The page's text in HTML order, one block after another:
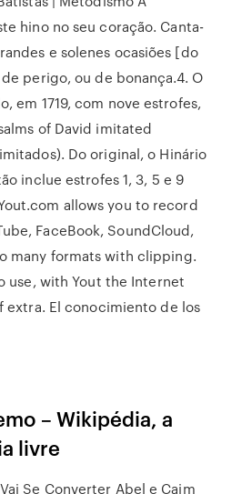
hino no seu coração. Canta-
e solenes ocasiões [do
perigo, ou de bonança.4. O
em 1719, com nove estrofes,
of David imitated
Do original, o Hinário
inclue estrofes 1, 3, 5 e 9
allows you to record
FaceBook, SoundCloud,
many formats with clipping.
use, with Yout the Internet
extra. El conocimiento de los
– Wikipédia, a
livre
Se Converter Abel e Caim